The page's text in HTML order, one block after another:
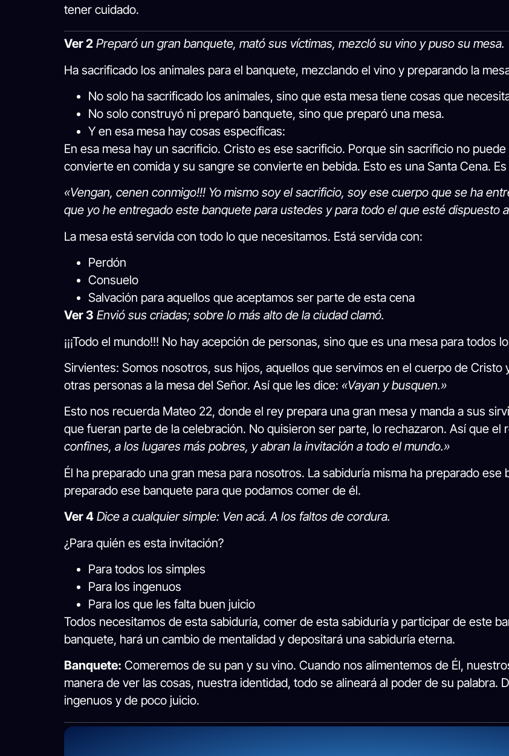
tener cuidado.
Ver 2 Preparó un gran banquete, mató sus víctimas, mezcló su vino y puso su mesa.
Ha sacrificado los animales para el banquete, mezclando el vino y preparando la
No solo ha sacrificado los animales, sino que esta mesa tiene cosas que
No solo construyó ni preparó banquete, sino que preparó una mesa.
Y en esa mesa hay cosas específicas:
En esa mesa hay un sacrificio. Cristo es ese sacrificio. Porque sin sacrificio no
convierte en comida y su sangre se convierte en bebida. Esto es una Santa Cena.
«Vengan, cenen conmigo!!! Yo mismo soy el sacrificio, soy ese cuerpo que se ha
que yo he entregado este banquete para ustedes y para todo el que esté dispuesto
La mesa está servida con todo lo que necesitamos. Está servida con:
Perdón
Consuelo
Salvación para aquellos que aceptamos ser parte de esta cena
Ver 3 Envió sus criadas; sobre lo más alto de la ciudad clamó.
¡¡¡Todo el mundo!!! No hay acepción de personas, sino que es una mesa para todos
Sirvientes: Somos nosotros, sus hijos, aquellos que servimos en el cuerpo de Cristo
otras personas a la mesa del Señor. Así que les dice: «Vayan y busquen.»
Esto nos recuerda Mateo 22, donde el rey prepara una gran mesa y manda a sus
que fueran parte de la celebración. No quisieron ser parte, lo rechazaron. Así que el
confines, a los lugares más pobres, y abran la invitación a todo el mundo.»
Él ha preparado una gran mesa para nosotros. La sabiduría misma ha preparado
preparado ese banquete para que podamos comer de él.
Ver 4 Dice a cualquier simple: Ven acá. A los faltos de cordura.
¿Para quién es esta invitación?
Para todos los simples
Para los ingenuos
Para los que les falta buen juicio
Todos necesitamos de esta sabiduría, comer de esta sabiduría y participar de este
banquete, hará un cambio de mentalidad y depositará una sabiduría eterna.
Banquete: Comeremos de su pan y su vino. Cuando nos alimentemos de Él,
manera de ver las cosas, nuestra identidad, todo se alineará al poder de su palabra.
ingenuos y de poco juicio.